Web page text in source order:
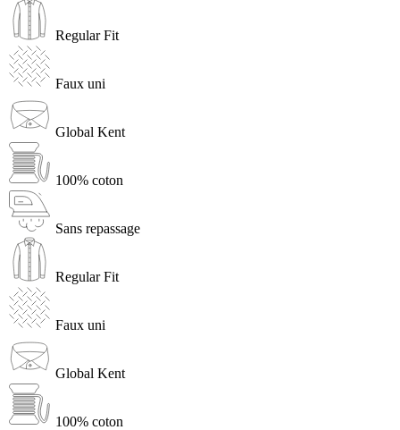
Regular Fit
Faux uni
Global Kent
100% coton
Sans repassage
Regular Fit
Faux uni
Global Kent
100% coton